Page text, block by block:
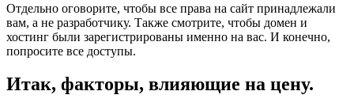
Отдельно оговорите, чтобы все права на сайт принадлежали
вам, а не разработчику. Также смотрите, чтобы домен и
хостинг были зарегистрированы именно на вас. И конечно,
попросите все доступы.
Итак, факторы, влияющие на цену.